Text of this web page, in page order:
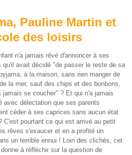
Pauline Martin et
des loisirs
n'a jamais rêvé d'annoncer à ses
qu'il avait décidé "de passer le reste de sa
à la maison, sans rien manger de
la mer, sauf des chips et des bonbons,
jamais se coucher" ? Et qui n'a jamais
avec délectation que ses parents
céder à ses caprices sans aucun état
C'est pourtant ce qui est arrivé au petit
rêves s'exaucer et en a profité un
un terrible ennui ! Loin des clichés, cet
à réfléchir sur la question de